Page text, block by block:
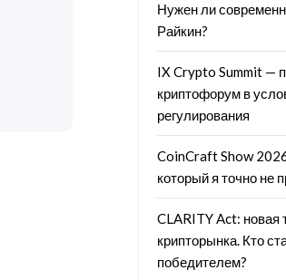
Нужен ли
Райкин?
IX Crypto Summit —
криптофорум в
регулирования
CoinCraft Show
который я точно не
CLARITY Act: новая
крипторынка. Кто
победителем?